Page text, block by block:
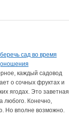
сад во время
каждый садовод
о сочных фруктах и
ягодах. Это заветная
любого. Конечно,
Но вполне возможно.